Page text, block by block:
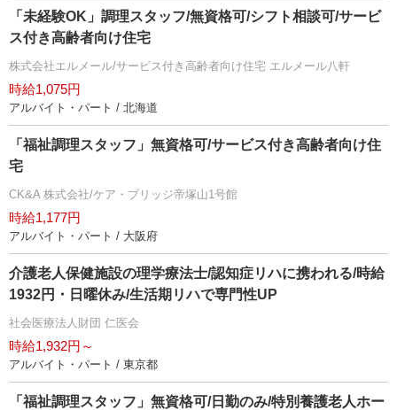
「未経験OK」調理スタッフ/無資格可/シフト相談可/サービ
ス付き高齢者向け住宅
株式会社エルメール/サービス付き高齢者向け住宅 エルメール八軒
時給1,075円
アルバイト・パート / 北海道
「福祉調理スタッフ」無資格可/サービス付き高齢者向け住
宅
CK&A 株式会社/ケア・ブリッジ帝塚山1号館
時給1,177円
アルバイト・パート / 大阪府
介護老人保健施設の理学療法士/認知症リハに携われる/時給
1932円・日曜休み/生活期リハで専門性UP
社会医療法人財団 仁医会
時給1,932円～
アルバイト・パート / 東京都
「福祉調理スタッフ」無資格可/日勤のみ/特別養護老人ホー